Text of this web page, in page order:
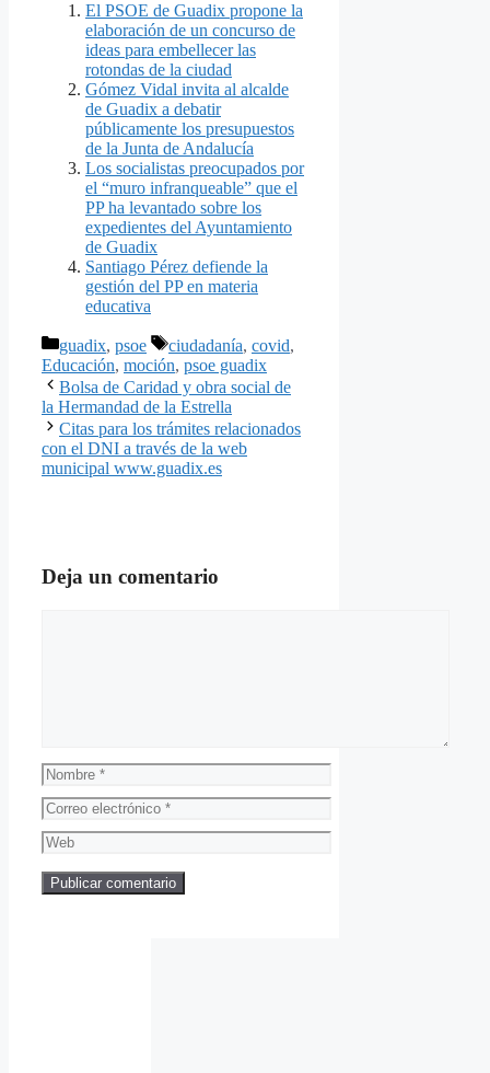
El PSOE de Guadix propone la
elaboración de un concurso de
ideas para embellecer las
rotondas de la ciudad
Gómez Vidal invita al alcalde
de Guadix a debatir
públicamente los presupuestos
de la Junta de Andalucía
Los socialistas preocupados por
el “muro infranqueable” que el
PP ha levantado sobre los
expedientes del Ayuntamiento
de Guadix
Santiago Pérez defiende la
gestión del PP en materia
educativa
Categorías
guadix, psoe Etiquetas
ciudadanía, covid,
Educación, moción, psoe guadix
Bolsa de Caridad y obra social de
la Hermandad de la Estrella
Citas para los trámites relacionados
con el DNI a través de la web
municipal www.guadix.es
Deja un comentario
Nombre
Correo
electrónico
Web